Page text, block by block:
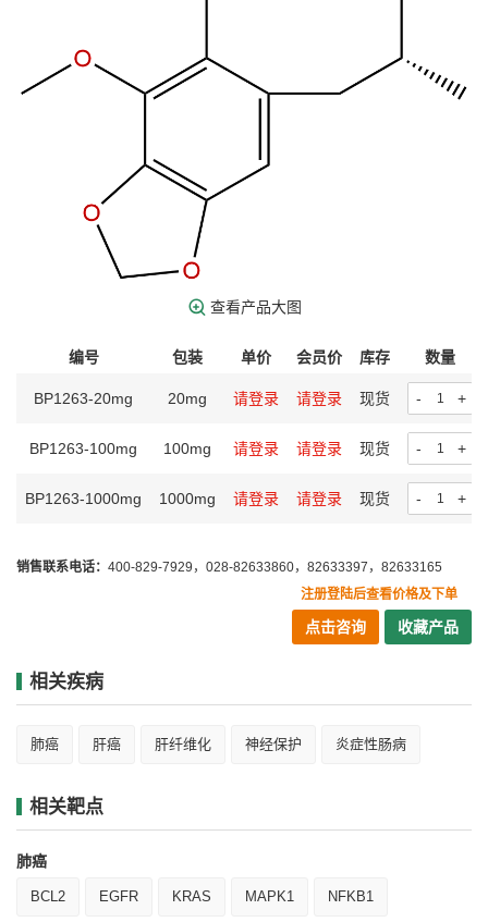
查看产品大图
编号 包装 单价 会员价 库存 数量
BP1263-20mg 20mg 请登录 请登录 现货 - +
BP1263-100mg 100mg 请登录 请登录 现货 - +
BP1263-1000mg 1000mg 请登录 请登录 现货 - +
销售联系电话： 400-829-7929，028-82633860，82633397，82633165
注册登陆后查看价格及下单
点击咨询 收藏产品
相关疾病
肺癌 肝癌 肝纤维化 神经保护 炎症性肠病
相关靶点
肺癌
BCL2 EGFR KRAS MAPK1 NFKB1